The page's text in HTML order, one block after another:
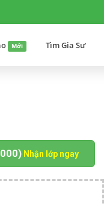
Mới Tìm Gia Sư
Nhận lớp ngay